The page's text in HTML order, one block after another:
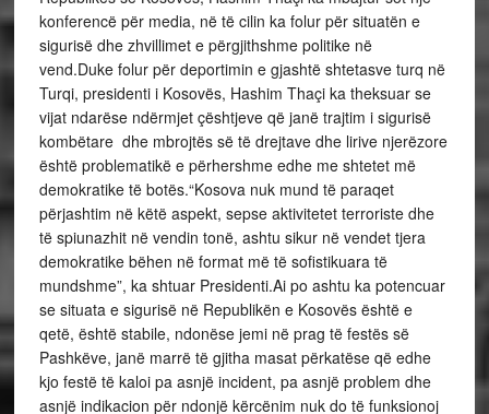
konferencë për media, në të cilin ka folur për situatën e
sigurisë dhe zhvillimet e përgjithshme politike në
vend.Duke folur për deportimin e gjashtë shtetasve turq në
Turqi, presidenti i Kosovës, Hashim Thaçi ka theksuar se
vijat ndarëse ndërmjet çështjeve që janë trajtim i sigurisë
kombëtare dhe mbrojtës së të drejtave dhe lirive njerëzore
është problematikë e përhershme edhe me shtetet më
demokratike të botës.“Kosova nuk mund të paraqet
përjashtim në këtë aspekt, sepse aktivitetet terroriste dhe
të spiunazhit në vendin tonë, ashtu sikur në vendet tjera
demokratike bëhen në format më të sofistikuara të
mundshme”, ka shtuar Presidenti.Ai po ashtu ka potencuar
se situata e sigurisë në Republikën e Kosovës është e
qetë, është stabile, ndonëse jemi në prag të festës së
Pashkëve, janë marrë të gjitha masat përkatëse që edhe
kjo festë të kaloi pa asnjë incident, pa asnjë problem dhe
asnjë indikacion për ndonjë kërcënim nuk do të funksionoj